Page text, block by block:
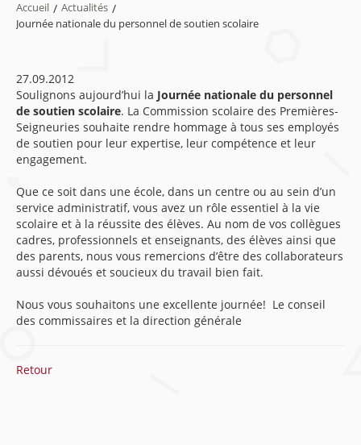
Accueil / Actualités /
Journée nationale du personnel de soutien scolaire
27.09.2012
Soulignons aujourd’hui la Journée nationale du personnel
de soutien scolaire. La Commission scolaire des Premières-
Seigneuries souhaite rendre hommage à tous ses employés
de soutien pour leur expertise, leur compétence et leur
engagement.
Que ce soit dans une école, dans un centre ou au sein d’un
service administratif, vous avez un rôle essentiel à la vie
scolaire et à la réussite des élèves. Au nom de vos collègues
cadres, professionnels et enseignants, des élèves ainsi que
des parents, nous vous remercions d’être des collaborateurs
aussi dévoués et soucieux du travail bien fait.
Nous vous souhaitons une excellente journée! Le conseil
des commissaires et la direction générale
Retour